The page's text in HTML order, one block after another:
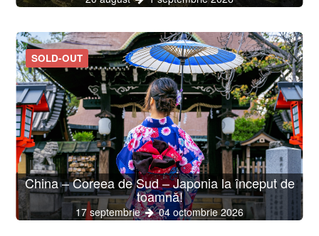
SOLD-OUT
China – Coreea de Sud – Japonia la început de
toamnă!
17 septembrie 04 octombrie 2026